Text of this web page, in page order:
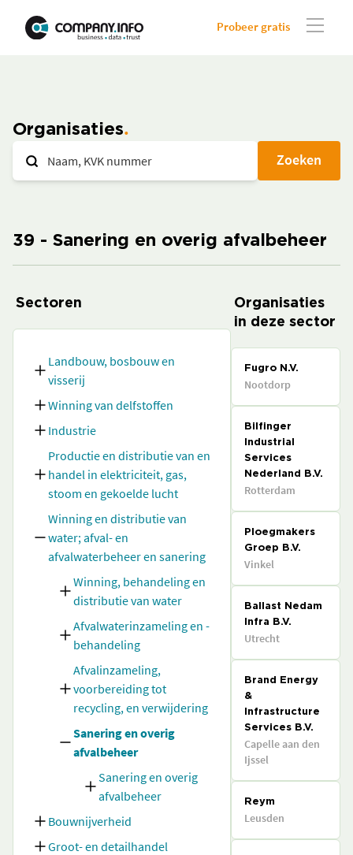
Probeer gratis
Organisaties
Zoeken
39 - Sanering en overig afvalbeheer
Sectoren
Landbouw, bosbouw en
visserij
Winning van delfstoffen
Industrie
Productie en distributie van en
handel in elektriciteit, gas,
stoom en gekoelde lucht
Winning en distributie van
water; afval- en
afvalwaterbeheer en sanering
Winning, behandeling en
distributie van water
Afvalwaterinzameling en -
behandeling
Afvalinzameling,
voorbereiding tot
recycling, en verwijdering
Sanering en overig
afvalbeheer
Sanering en overig
afvalbeheer
Bouwnijverheid
Groot- en detailhandel
Organisaties
in deze sector
Fugro N.V.
Nootdorp
Bilfinger
Industrial
Services
Nederland B.V.
Rotterdam
Ploegmakers
Groep B.V.
Vinkel
Ballast Nedam
Infra B.V.
Utrecht
Brand Energy
&
Infrastructure
Services B.V.
Capelle aan den
Ijssel
Reym
Leusden